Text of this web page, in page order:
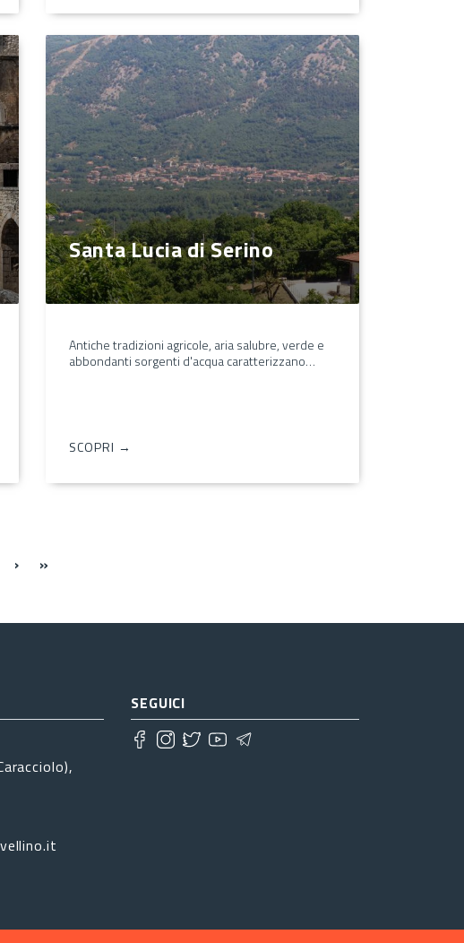
Santa Lucia di Serino
Antiche tradizioni agricole, aria salubre, verde e
abbondanti sorgenti d'acqua caratterizzano…
SCOPRI →
››› »
SEGUICI